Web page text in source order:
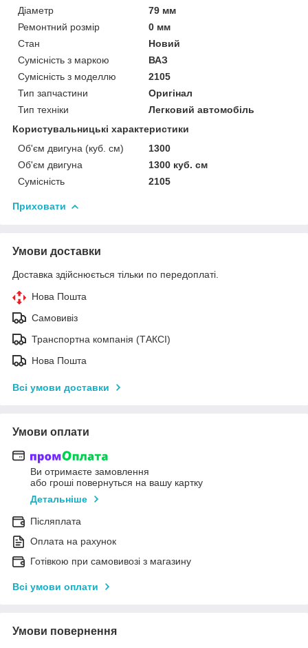
Діаметр
79 мм
Ремонтний розмір
0 мм
Стан
Новий
Сумісність з маркою
ВАЗ
Сумісність з моделлю
2105
Тип запчастини
Оригінал
Тип техніки
Легковий автомобіль
Користувальницькі характеристики
Об'єм двигуна (куб. см)
1300
Об'єм двигуна
1300 куб. cм
Сумісність
2105
Приховати
Умови доставки
Доставка здійснюється тільки по передоплаті.
Нова Пошта
Самовивіз
Транспортна компанія (ТАКСІ)
Нова Пошта
Всі умови доставки
Умови оплати
Ви отримаєте замовлення
або гроші повернуться на вашу картку
Детальніше
Післяплата
Оплата на рахунок
Готівкою при самовивозі з магазину
Всі умови оплати
Умови повернення